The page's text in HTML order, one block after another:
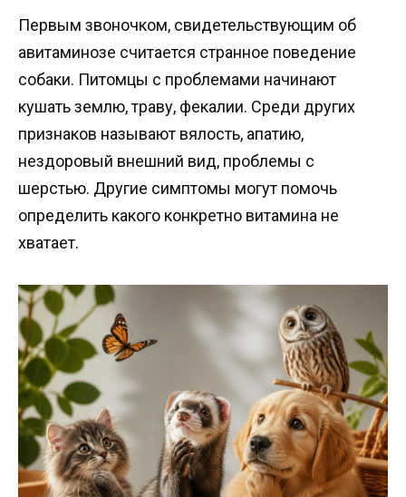
Первым звоночком, свидетельствующим об
авитаминозе считается странное поведение
собаки. Питомцы с проблемами начинают
кушать землю, траву, фекалии. Среди других
признаков называют вялость, апатию,
нездоровый внешний вид, проблемы с
шерстью. Другие симптомы могут помочь
определить какого конкретно витамина не
хватает.